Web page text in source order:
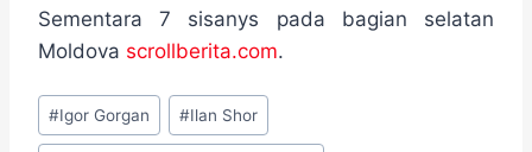
Sementara 7 sisanys pada bagian selatan
Moldova scrollberita.com.
Post
Tags:
#Igor Gorgan #Ilan Shor